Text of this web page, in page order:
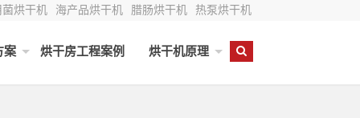
菌烘干机 海产品烘干机 腊肠烘干机 热泵烘干机
案 烘干房工程案例 烘干机原理